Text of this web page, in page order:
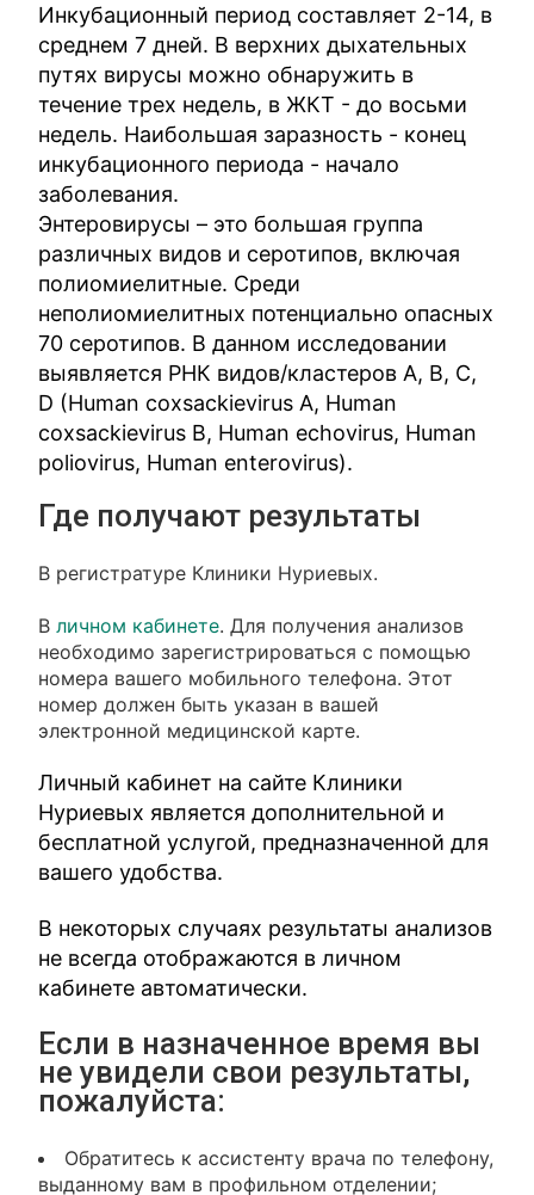
Инкубационный период составляет 2-14, в
среднем 7 дней. В верхних дыхательных
путях вирусы можно обнаружить в
течение трех недель, в ЖКТ - до восьми
недель. Наибольшая заразность - конец
инкубационного периода - начало
заболевания.
Энтеровирусы – это большая группа
различных видов и серотипов, включая
полиомиелитные. Среди
неполиомиелитных потенциально опасных
70 серотипов. В данном исследовании
выявляется РНК видов/кластеров А, В, С,
D (Human coxsackievirus A, Human
coxsackievirus В, Human echovirus, Human
poliovirus, Human enterovirus).
Где получают результаты
В регистратуре Клиники Нуриевых.
Вличном кабинете. Для получения анализов
необходимо зарегистрироваться с помощью
номера вашего мобильного телефона. Этот
номер должен быть указан в вашей
электронной медицинской карте.
Личный кабинет на сайте Клиники
Нуриевых является дополнительной и
бесплатной услугой, предназначенной для
вашего удобства.
В некоторых случаях результаты анализов
не всегда отображаются в личном
кабинете автоматически.
Если в назначенное время вы
не увидели свои результаты,
пожалуйста:
Обратитесь к ассистенту врача по телефону,
выданному вам в профильном отделении;